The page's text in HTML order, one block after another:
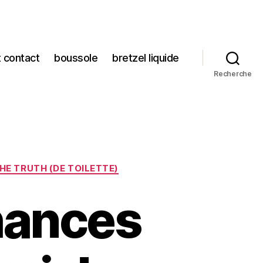
contact boussole bretzel liquide
Recherche
TRUTH (DE TOILETTE)